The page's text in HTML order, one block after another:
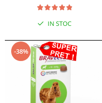
IN STOC
-38%